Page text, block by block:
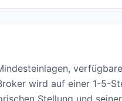
wird auf einer 1-5-
Stellung und